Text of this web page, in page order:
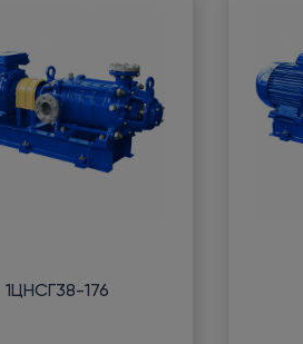
1ЦНСГ38-176